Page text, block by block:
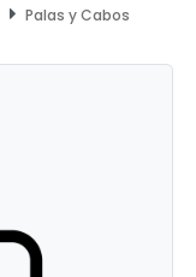
Palas y Cabos